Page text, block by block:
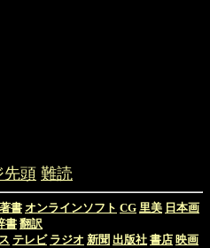
先頭 難読
書 オンラインソフト CG 里美 日本画
書 翻訳
テレビ ラジオ 新聞 出版社 書店 映画